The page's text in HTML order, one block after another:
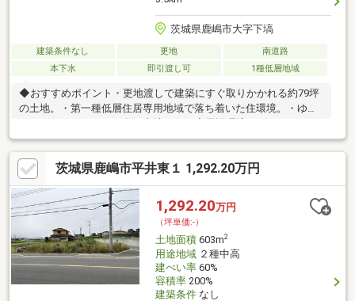
茨城県鹿嶋市大字下塙
建築条件なし 更地
南道路
本下水
即引渡し可 1種低層地域
◆おすすめポイント・更地渡しで建築にすぐ取りかかれる約79坪
の土地。・第一種低層住居専用地域で落ち着いた住環境。・ゆと
鹿嶋店まで徒歩約25分。・高松小学校まで徒歩約37分。・鹿島神
宮駅まで徒歩約43分。◆ご案内現地のご見学を承ります。お気軽
にご予約ください。
茨城県鹿嶋市平井東１ 1,292.20万円
1,292.20万円
（坪単価:-）
土地面積603m2
用途地域２種中高
建ぺい率60%
容積率200%
建築条件なし